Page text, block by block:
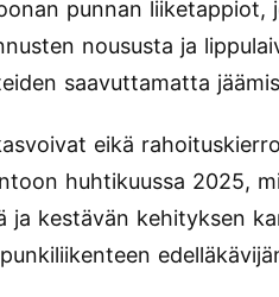
punnan liiketappiot,
noususta ja
saavuttamatta
eikä
huhtikuussa 2025,
ja kestävän kehityksen